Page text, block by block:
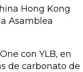
Hong Kong
Asamblea
con YLB, en
de carbonato de